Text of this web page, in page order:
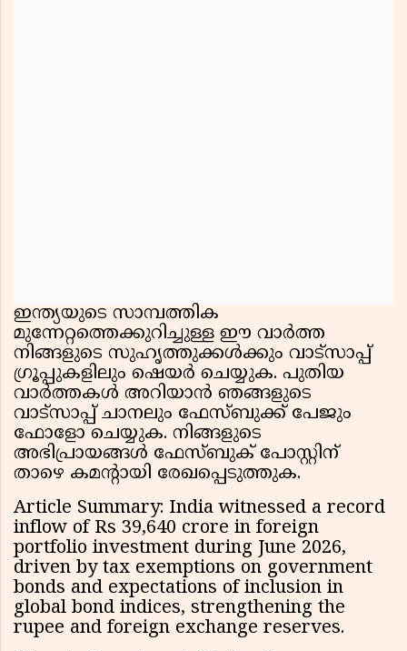
ഇന്ത്യയുടെ സാമ്പത്തിക
മുന്നേറ്റത്തെക്കുറിച്ചുള്ള ഈ വാർത്ത
നിങ്ങളുടെ സുഹൃത്തുക്കൾക്കും വാട്സാപ്പ്
ഗ്രൂപ്പുകളിലും ഷെയർ ചെയ്യുക. പുതിയ
വാർത്തകൾ അറിയാൻ ഞങ്ങളുടെ
വാട്സാപ്പ് ചാനലും ഫേസ്ബുക്ക് പേജും
ഫോളോ ചെയ്യുക. നിങ്ങളുടെ
അഭിപ്രായങ്ങൾ ഫേസ്ബുക് പോസ്റ്റിന്
താഴെ കമൻ്റായി രേഖപ്പെടുത്തുക.
Article Summary: India witnessed a record
inflow of Rs 39,640 crore in foreign
portfolio investment during June 2026,
driven by tax exemptions on government
bonds and expectations of inclusion in
global bond indices, strengthening the
rupee and foreign exchange reserves.